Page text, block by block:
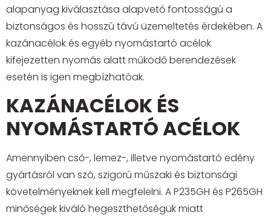
alapanyag kiválasztása alapvető fontosságú a
biztonságos és hosszú távú üzemeltetés érdekében. A
kazánacélok és egyéb nyomástartó acélok
kifejezetten nyomás alatt működő berendezések
esetén is igen megbízhatóak.
KAZÁNACÉLOK ÉS
NYOMÁSTARTÓ ACÉLOK
Amennyiben cső-, lemez-, illetve nyomástartó edény
gyártásról van szó, szigorú műszaki és biztonsági
követelményeknek kell megfelelni. A P235GH és P265GH
minőségek kiváló hegeszthetőségük miatt